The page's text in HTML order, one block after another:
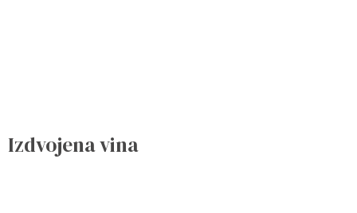
Izdvojena vina